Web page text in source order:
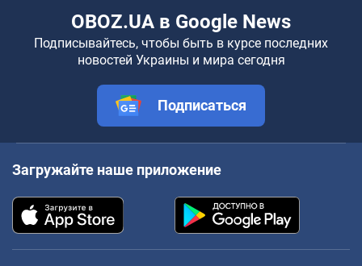
OBOZ.UA в Google News
Подписывайтесь, чтобы быть в курсе последних
новостей Украины и мира сегодня
Подписаться
Загружайте наше приложение